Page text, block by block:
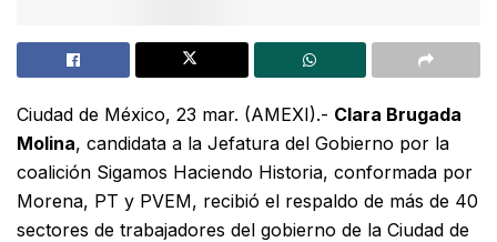
Ciudad de México, 23 mar. (AMEXI).- Clara Brugada
Molina, candidata a la Jefatura del Gobierno por la
coalición Sigamos Haciendo Historia, conformada por
Morena, PT y PVEM, recibió el respaldo de más de 40
sectores de trabajadores del gobierno de la Ciudad de